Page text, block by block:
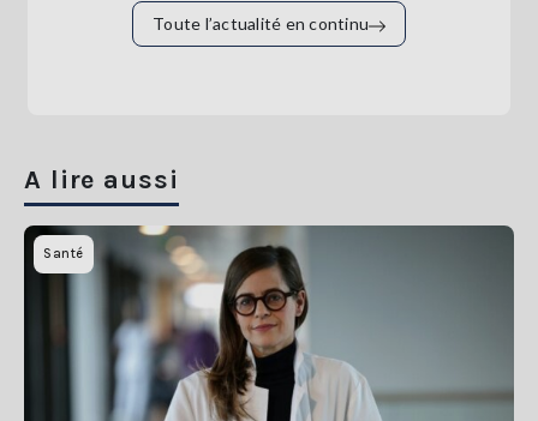
Toute l’actualité en continu
A lire aussi
Santé